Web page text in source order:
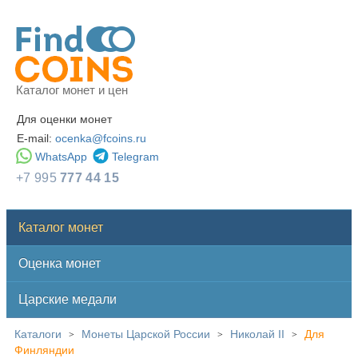
Каталог монет и цен
Для оценки монет
E-mail: ocenka@fcoins.ru
WhatsApp
Telegram
+7 995777 44 15
Каталог монет
Оценка монет
Царские медали
Каталоги > Монеты Царской России > Николай II >
Для
Финляндии